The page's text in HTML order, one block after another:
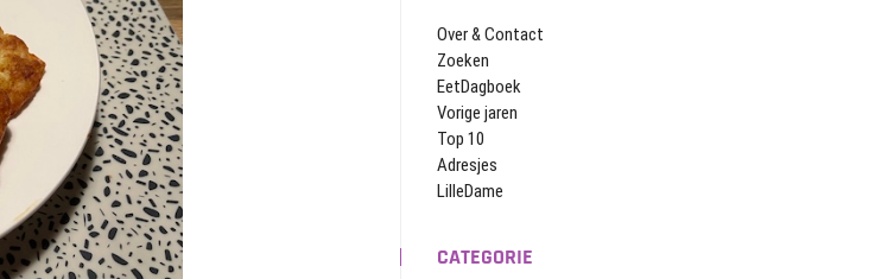
Over & Contact
Zoeken
EetDagboek
Vorige jaren
Top 10
Adresjes
LilleDame
CATEGORIE